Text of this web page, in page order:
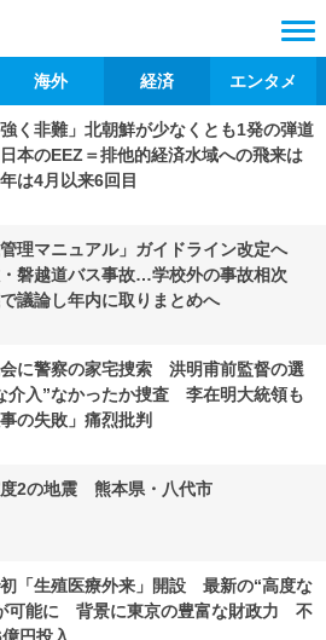
海外 経済 エンタメ
強く非難」北朝鮮が少なくとも1発の弾道
本のEEZ＝排他的経済水域への飛来は
は4月以来6回目
理マニュアル」ガイドライン改定へ
磐越道バス事故…学校外の事故相次
議論し年内に取りまとめへ
に警察の家宅捜索 洪明甫前監督の選
介入”なかったか捜査 李在明大統領も
の失敗」痛烈批判
2の地震 熊本県・八代市
「生殖医療外来」開設 最新の“高度な
可能に 背景に東京の豊富な財政力 不